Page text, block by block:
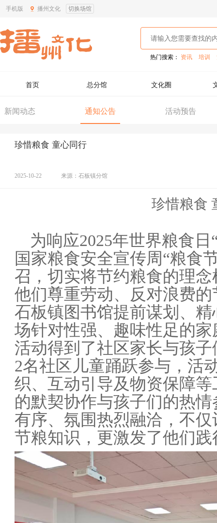
手机版 播州文化 切换场馆
热门搜索： 资讯 培训
首页 总分馆 文化圈
新闻动态 通知公告 活动预告
珍惜粮食 童心同行
2025-10-22 来源：石板镇分馆
珍惜粮食
为响应2025年世界粮食
国家粮食安全宣传周“粮食
召，切实将节约粮食的理
他们尊重劳动、反对浪费
石板镇图书馆提前谋划、
场针对性强、趣味性足的家
活动得到了社区家长与孩
2名社区儿童踊跃参与，活
织、互动引导及物资保障
的默契协作与孩子们的热
有序、氛围热烈融洽，不
节粮知识，更激发了他们